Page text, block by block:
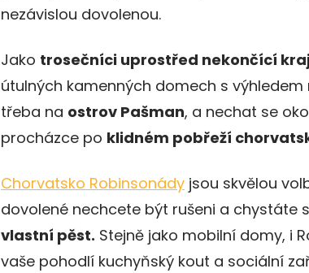
nezávislou dovolenou.
Jako trosečníci uprostřed nekončící
útulných kamenných domech s
třeba na ostrov Pašman, a nechat se
procházce po klidném pobřeží
Chorvatsko Robinsonády jsou skvělou
dovolené nechcete být rušeni a chystáte
vlastní pěst. Stejně jako mobilní domy, i
vaše pohodlí kuchyňský kout a sociální